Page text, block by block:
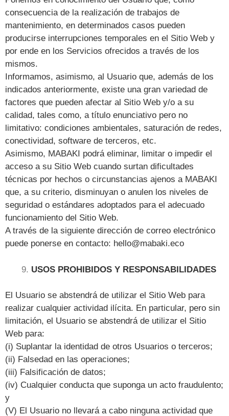
consecuencia de la realización de trabajos de
mantenimiento, en determinados casos pueden
producirse interrupciones temporales en el Sitio Web y
por ende en los Servicios ofrecidos a través de los
mismos.
Informamos, asimismo, al Usuario que, además de los
indicados anteriormente, existe una gran variedad de
factores que pueden afectar al Sitio Web y/o a su
calidad, tales como, a título enunciativo pero no
limitativo: condiciones ambientales, saturación de redes,
conectividad, software de terceros, etc.
Asimismo, MABAKI podrá eliminar, limitar o impedir el
acceso a su Sitio Web cuando surtan dificultades
técnicas por hechos o circunstancias ajenos a MABAKI
que, a su criterio, disminuyan o anulen los niveles de
seguridad o estándares adoptados para el adecuado
funcionamiento del Sitio Web.
A través de la siguiente dirección de correo electrónico
puede ponerse en contacto: hello@mabaki.eco
USOS PROHIBIDOS Y RESPONSABILIDADES
El Usuario se abstendrá de utilizar el Sitio Web para
realizar cualquier actividad ilícita. En particular, pero sin
limitación, el Usuario se abstendrá de utilizar el Sitio
Web para:
(i) Suplantar la identidad de otros Usuarios o terceros;
(ii) Falsedad en las operaciones;
(iii) Falsificación de datos;
(iv) Cualquier conducta que suponga un acto fraudulento;
y
(V) El Usuario no llevará a cabo ninguna actividad que